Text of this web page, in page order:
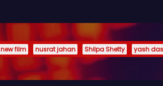
new film nusrat jahan Shilpa Shetty yash